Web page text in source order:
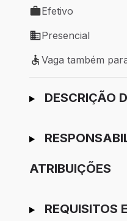
Tipo de vaga: Efetivo
Efetivo
Modelo de trabalho:
Presencial
Vaga também para
Vaga também
Ir para candidatura
DESCRIÇÃO
ATRIBUIÇÕES
REQUISITOS